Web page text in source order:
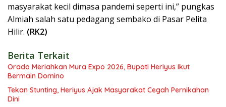
masyarakat kecil dimasa pandemi seperti ini,” pungkas
Almiah salah satu pedagang sembako di Pasar Pelita
Hilir. (RK2)
Berita Terkait
Orado Meriahkan Mura Expo 2026, Bupati Heriyus Ikut
Bermain Domino
Tekan Stunting, Heriyus Ajak Masyarakat Cegah Pernikahan
Dini